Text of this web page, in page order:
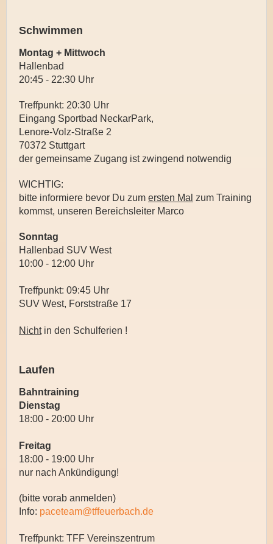
Schwimmen
Montag + Mittwoch
Hallenbad
20:45 - 22:30 Uhr
Treffpunkt: 20:30 Uhr
Eingang Sportbad NeckarPark,
Lenore-Volz-Straße 2
70372 Stuttgart
der gemeinsame Zugang ist zwingend notwendig
WICHTIG:
bitte informiere bevor Du zum ersten Mal zum Training
kommst, unseren Bereichsleiter Marco
Sonntag
Hallenbad SUV West
10:00 - 12:00 Uhr
Treffpunkt: 09:45 Uhr
SUV West, Forststraße 17
Nichtin den Schulferien !
Laufen
Bahntraining
Dienstag
18:00 - 20:00 Uhr
Freitag
18:00 - 19:00 Uhr
nur nach Ankündigung!
(bitte vorab anmelden)
Info: paceteam@tffeuerbach.de
Treffpunkt: TFF Vereinszentrum